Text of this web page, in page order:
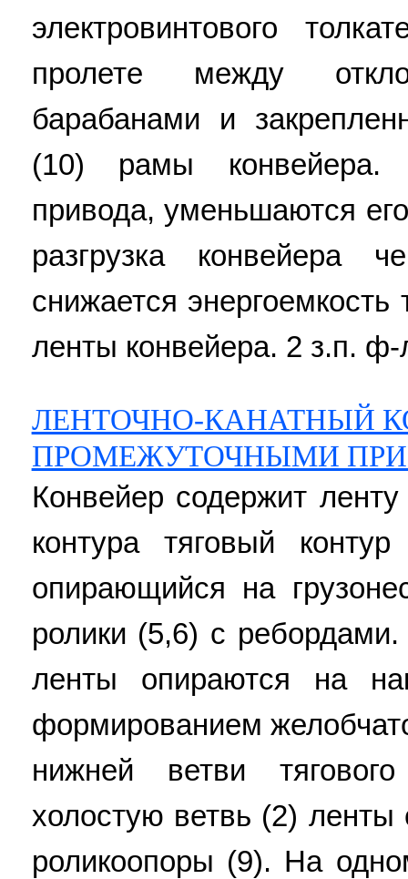
электровинтового
пролете между
барабанами и
(10) рамы конвейера.
привода, уменьшаются
разгрузка конвейера
снижается
ленты конвейера. 2 з.п.
ЛЕНТОЧНО-КАНАТНЫЙ
ПРОМЕЖУТОЧНЫМИ
Конвейер содержит
контура тяговый
опирающийся на
ролики (5,6) с
ленты опираются на
формированием
нижней ветви
холостую ветвь (2)
роликоопоры (9). На